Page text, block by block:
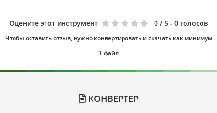
Оцените этот инструмент 0 / 5 - 0 голосов
Чтобы оставить отзыв, нужно конвертировать и скачать как минимум
1 файл
КОНВЕРТЕР